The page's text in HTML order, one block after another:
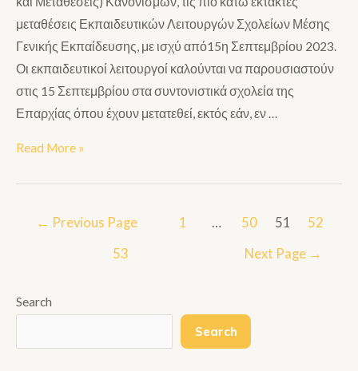
μεταθέσεις Εκπαιδευτικών Λειτουργών Σχολείων Μέσης
Γενικής Εκπαίδευσης, με ισχύ από15η Σεπτεμβρίου 2023.
Οι εκπαιδευτικοί λειτουργοί καλούνται να παρουσιαστούν
στις 15 Σεπτεμβρίου στα συντονιστικά σχολεία της
Επαρχίας όπου έχουν μετατεθεί, εκτός εάν, εν …
Read More »
← Previous Page 1 … 50 51
52
53
Next Page →
Search
Search